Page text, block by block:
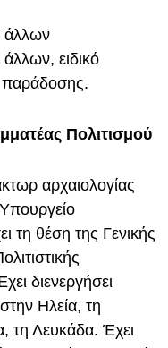
άλλων
ειδικό
παράδοσης.
Πολιτισμού
αρχαιολογίας
τη θέση της Γενικής
διενεργήσει
Ηλεία, τη
τη Λευκάδα. Έχει